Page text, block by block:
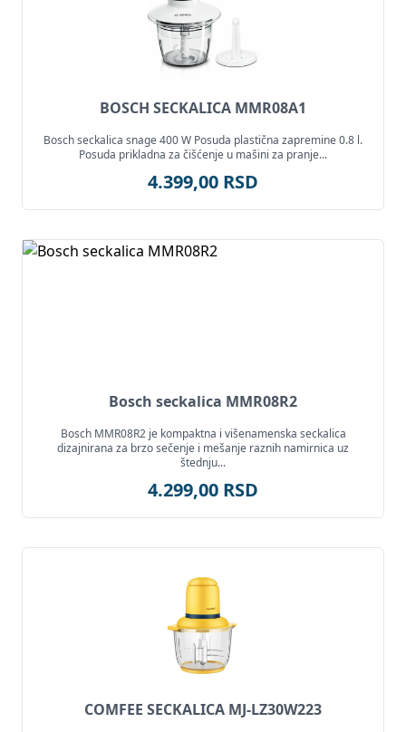
BOSCH SECKALICA MMR08A1
Bosch seckalica snage 400 W Posuda plastična zapremine 0.8 l.
Posuda prikladna za čišćenje u mašini za pranje...
4.399,00 RSD
Bosch seckalica MMR08R2
Bosch MMR08R2 je kompaktna i višenamenska seckalica
dizajnirana za brzo sečenje i mešanje raznih namirnica uz
štednju...
4.299,00 RSD
COMFEE SECKALICA MJ-LZ30W223